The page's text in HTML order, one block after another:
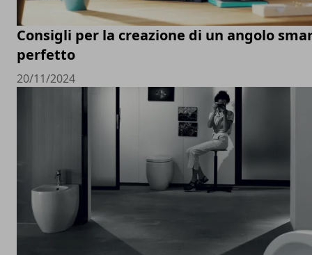
Consigli per la creazione di un angolo
perfetto
20/11/2024